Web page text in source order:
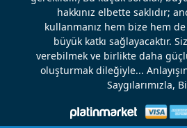
hakkınız elbette saklıdır;
kullanmanız hem bize hem
büyük katkı sağlayacaktır.
verebilmek ve birlikte daha
oluşturmak dileğiyle...
Saygılarımızla,